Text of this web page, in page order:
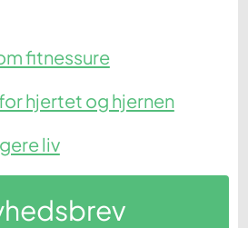
fitnessure
hjertet og hjernen
liv